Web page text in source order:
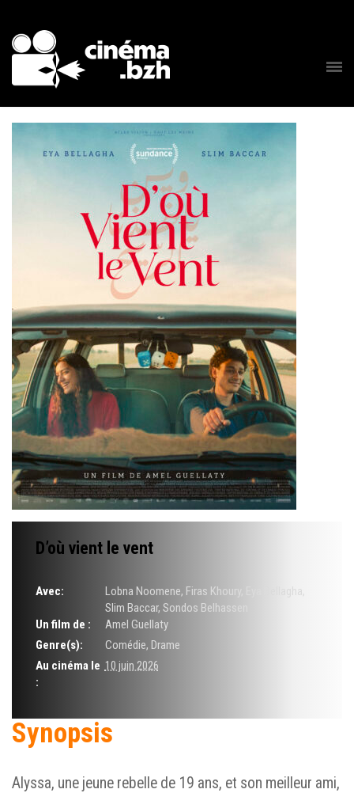
D’où vient le vent
Avec:
Lobna Noomene, Firas Khoury, Eya Bellagha,
Slim Baccar, Sondos Belhassen
Un film de :
Amel Guellaty
Genre(s):
Comédie, Drame
Au cinéma le
:
10 juin 2026
Synopsis
Alyssa, une jeune rebelle de 19 ans, et son meilleur ami,